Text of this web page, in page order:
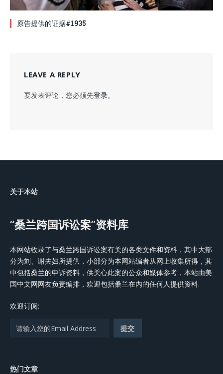
原告提供的证据#1935
LEAVE A REPLY
要发表评论，您必须先登录。
关于本站
“桑兰跨国诉讼案”资料库
本网站收录了与桑兰跨国诉讼案有关的各类文件和资料，其中大部
分为刘、谢夫妇所提供，小部分为本网站编者从网上收集所得，其
中包括桑兰的申诉资料，供关心此案的公众和媒体参考，本站由美
国中文网网友负责编排，欢迎包括桑兰在内的任何人提供资料.
欢迎订阅:
热门文章